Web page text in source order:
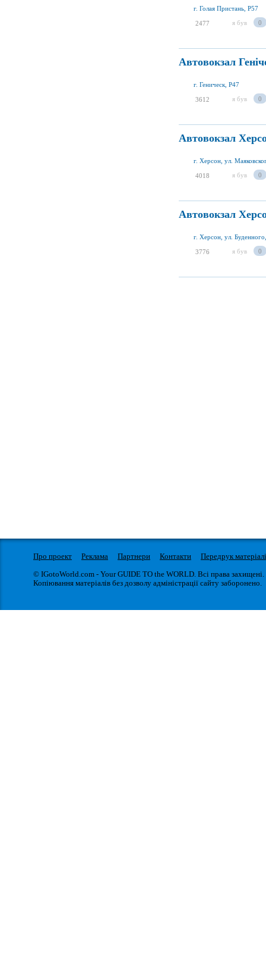
г. Голая Пристань, P57
2477 я був 0
Автовокзал
г. Геническ, P47
3612 я був 0
Автовокзал
г. Херсон, ул.
4018 я був 0
Автовокзал
г. Херсон, ул.
3776 я був 0
Про проект Реклама Партнери Контакти
Передрук
© IGotoWorld.com - Your GUIDE TO the WORLD. Всі права захищені.
Копіювання матеріалів без дозволу адміністрації сайту заборонено.